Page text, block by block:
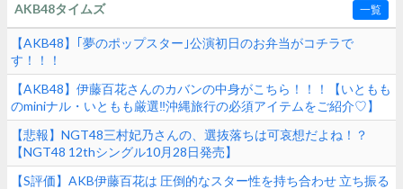
AKB48タイムズ 一覧
【AKB48】｢夢のポップスター｣公演初日のお弁当がコチラで
す！！！
【AKB48】伊藤百花さんのカバンの中身がこちら！！！【いともも
のminiナル・いともも厳選‼︎沖縄旅行の必須アイテムをご紹介♡】
【悲報】NGT48三村妃乃さんの、選抜落ちは可哀想だよね！？
【NGT48 12thシングル10月28日発売】
【S評価】AKB伊藤百花は 圧倒的なスター性を持ち合わせ 立ち振る